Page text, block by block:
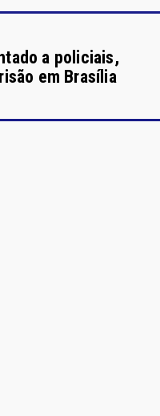
a policiais,
em Brasília